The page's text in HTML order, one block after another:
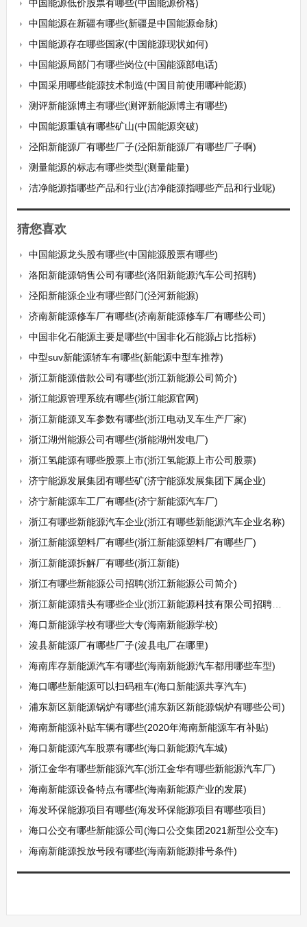
中国能源低价股票有哪些(中国能源价格)
中国能源在新疆有哪些(新疆是中国能源命脉)
中国能源存在哪些国家(中国能源现状如何)
中国能源局部门有哪些岗位(中国能源部电话)
中国采用哪些能源技术制造(中国目前使用哪种能源)
测评新能源博主有哪些(测评新能源博主有哪些)
中国能源重镇有哪些矿山(中国能源突破)
泾阳新能源厂有哪些厂子(泾阳新能源厂有哪些厂子啊)
测量能源的标志有哪些类型(测量能量)
洁净能源指哪些产品和行业(洁净能源指哪些产品和行业呢)
猜您喜欢
中国能源龙头股有哪些(中国能源股票有哪些)
洛阳新能源销售公司有哪些(洛阳新能源汽车公司招聘)
泾阳新能源企业有哪些部门(泾河新能源)
济南新能源修车厂有哪些(济南新能源修车厂有哪些公司)
中国非化石能源主要是哪些(中国非化石能源占比指标)
中型suv新能源轿车有哪些(新能源中型车推荐)
浙江新能源借款公司有哪些(浙江新能源公司简介)
浙江能源管理系统有哪些(浙江能源官网)
浙江新能源叉车参数有哪些(浙江电动叉车生产厂家)
浙江湖州能源公司有哪些(浙能湖州发电厂)
浙江氢能源有哪些股票上市(浙江氢能源上市公司股票)
济宁能源发展集团有哪些矿(济宁能源发展集团下属企业)
济宁新能源车工厂有哪些(济宁新能源汽车厂)
浙江有哪些新能源汽车企业(浙江有哪些新能源汽车企业名称)
浙江新能源塑料厂有哪些(浙江新能源塑料厂有哪些厂)
浙江新能源拆解厂有哪些(浙江新能)
浙江有哪些新能源公司招聘(浙江新能源公司简介)
浙江新能源猎头有哪些企业(浙江新能源科技有限公司招聘信息)
海口新能源学校有哪些大专(海南新能源学校)
浚县新能源厂有哪些厂子(浚县电厂在哪里)
海南库存新能源汽车有哪些(海南新能源汽车都用哪些车型)
海口哪些新能源可以扫码租车(海口新能源共享汽车)
浦东新区新能源锅炉有哪些(浦东新区新能源锅炉有哪些公司)
海南新能源补贴车辆有哪些(2020年海南新能源车有补贴)
海口新能源汽车股票有哪些(海口新能源汽车城)
浙江金华有哪些新能源汽车(浙江金华有哪些新能源汽车厂)
海南新能源设备特点有哪些(海南新能源产业的发展)
海发环保能源项目有哪些(海发环保能源项目有哪些项目)
海口公交有哪些新能源公司(海口公交集团2021新型公交车)
海南新能源投放号段有哪些(海南新能源排号条件)